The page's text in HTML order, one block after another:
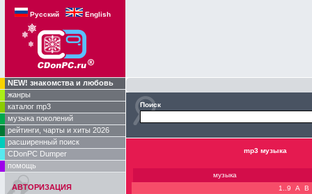
Русский English
NEW! знакомства и любовь
жанры
каталог mp3
музыка поколений
рейтинги, чарты и хиты 2026
расширенный поиск
CDonPC Dumper
помощь
АВТОРИЗАЦИЯ
Поиск
mp3 музыка
музыка
1..9
A B